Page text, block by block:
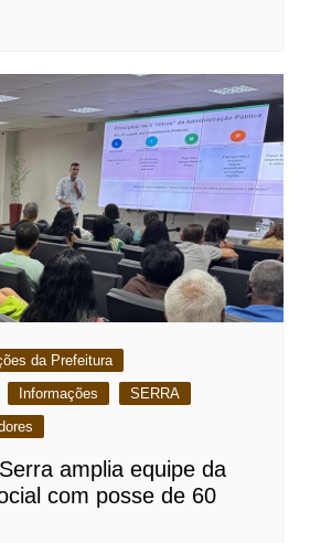
da Prefeitura
Informações
SERRA
amplia equipe da
com posse de 60